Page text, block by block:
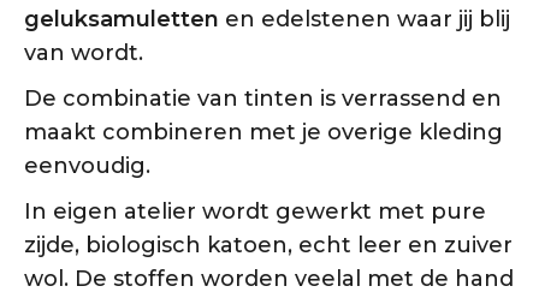
geluksamuletten en edelstenen waar jij blij
van wordt.
De combinatie van tinten is verrassend en
maakt combineren met je overige kleding
eenvoudig.
In eigen atelier wordt gewerkt met pure
zijde, biologisch katoen, echt leer en zuiver
wol. De stoffen worden veelal met de hand